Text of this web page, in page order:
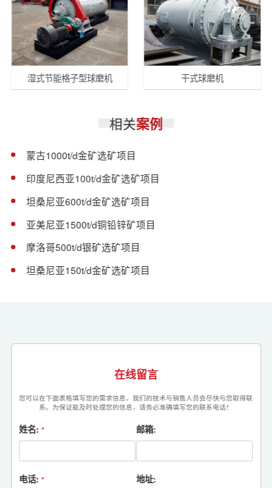
湿式节能格子型球磨机 干式球磨机
相关案例
蒙古1000t/d金矿选矿项目
印度尼西亚100t/d金矿选矿项目
坦桑尼亚600t/d金矿选矿项目
亚美尼亚1500t/d铜铅锌矿项目
摩洛哥500t/d银矿选矿项目
坦桑尼亚150t/d金矿选矿项目
在线留言
您可以在下面表格填写您的需求信息，我们的技术与销售人员会尽快与您取得联
系。为保证能及时处理您的信息，请务必准确填写您的联系电话！
姓名: * 邮箱:
电话: * 地址: